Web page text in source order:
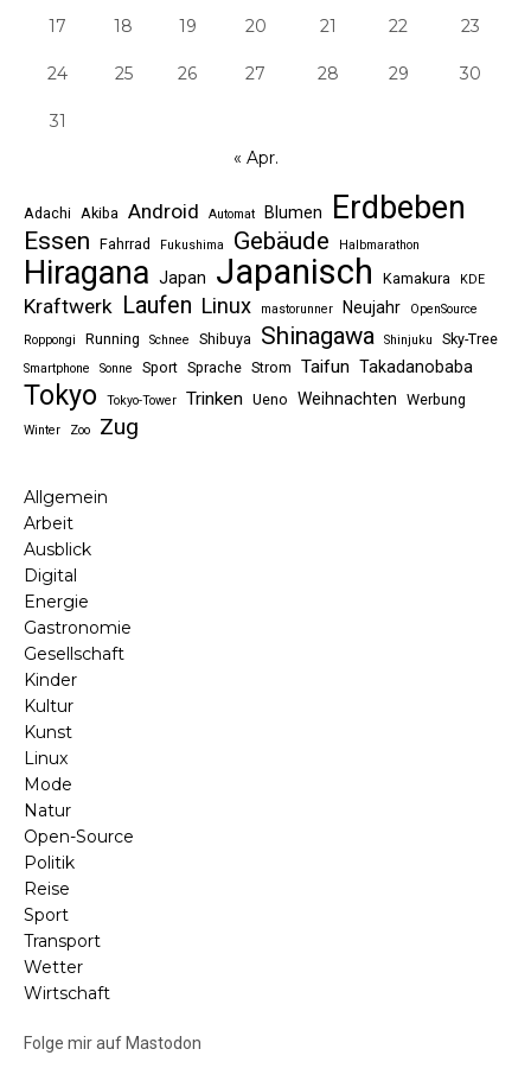
17 18 19 20 21 22 23
24 25 26 27 28 29 30
31
« Apr.
Adachi Akiba Android Automat Blumen Erdbeben
Essen Fahrrad Fukushima Gebäude Halbmarathon
Hiragana Japan Japanisch Kamakura KDE
Kraftwerk Laufen Linux mastorunner Neujahr
OpenSource
Roppongi
Running Schnee Shibuya Shinagawa Shinjuku Sky-Tree
Smartphone Sonne Sport Sprache Strom Taifun Takadanobaba
Tokyo Tokyo-Tower Trinken Ueno Weihnachten Werbung
Winter Zoo Zug
Allgemein
Arbeit
Ausblick
Digital
Energie
Gastronomie
Gesellschaft
Kinder
Kultur
Kunst
Linux
Mode
Natur
Open-Source
Politik
Reise
Sport
Transport
Wetter
Wirtschaft
Folge mir auf Mastodon